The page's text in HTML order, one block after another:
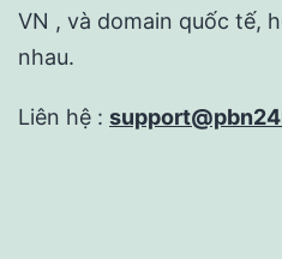
VN , và domain quốc tế,
nhau.
Liên hệ :